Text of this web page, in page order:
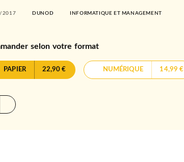
2017 DUNOD INFORMATIQUE ET MANAGEMENT
selon votre format
PAPIER 22,90 € NUMÉRIQUE 14,99 €